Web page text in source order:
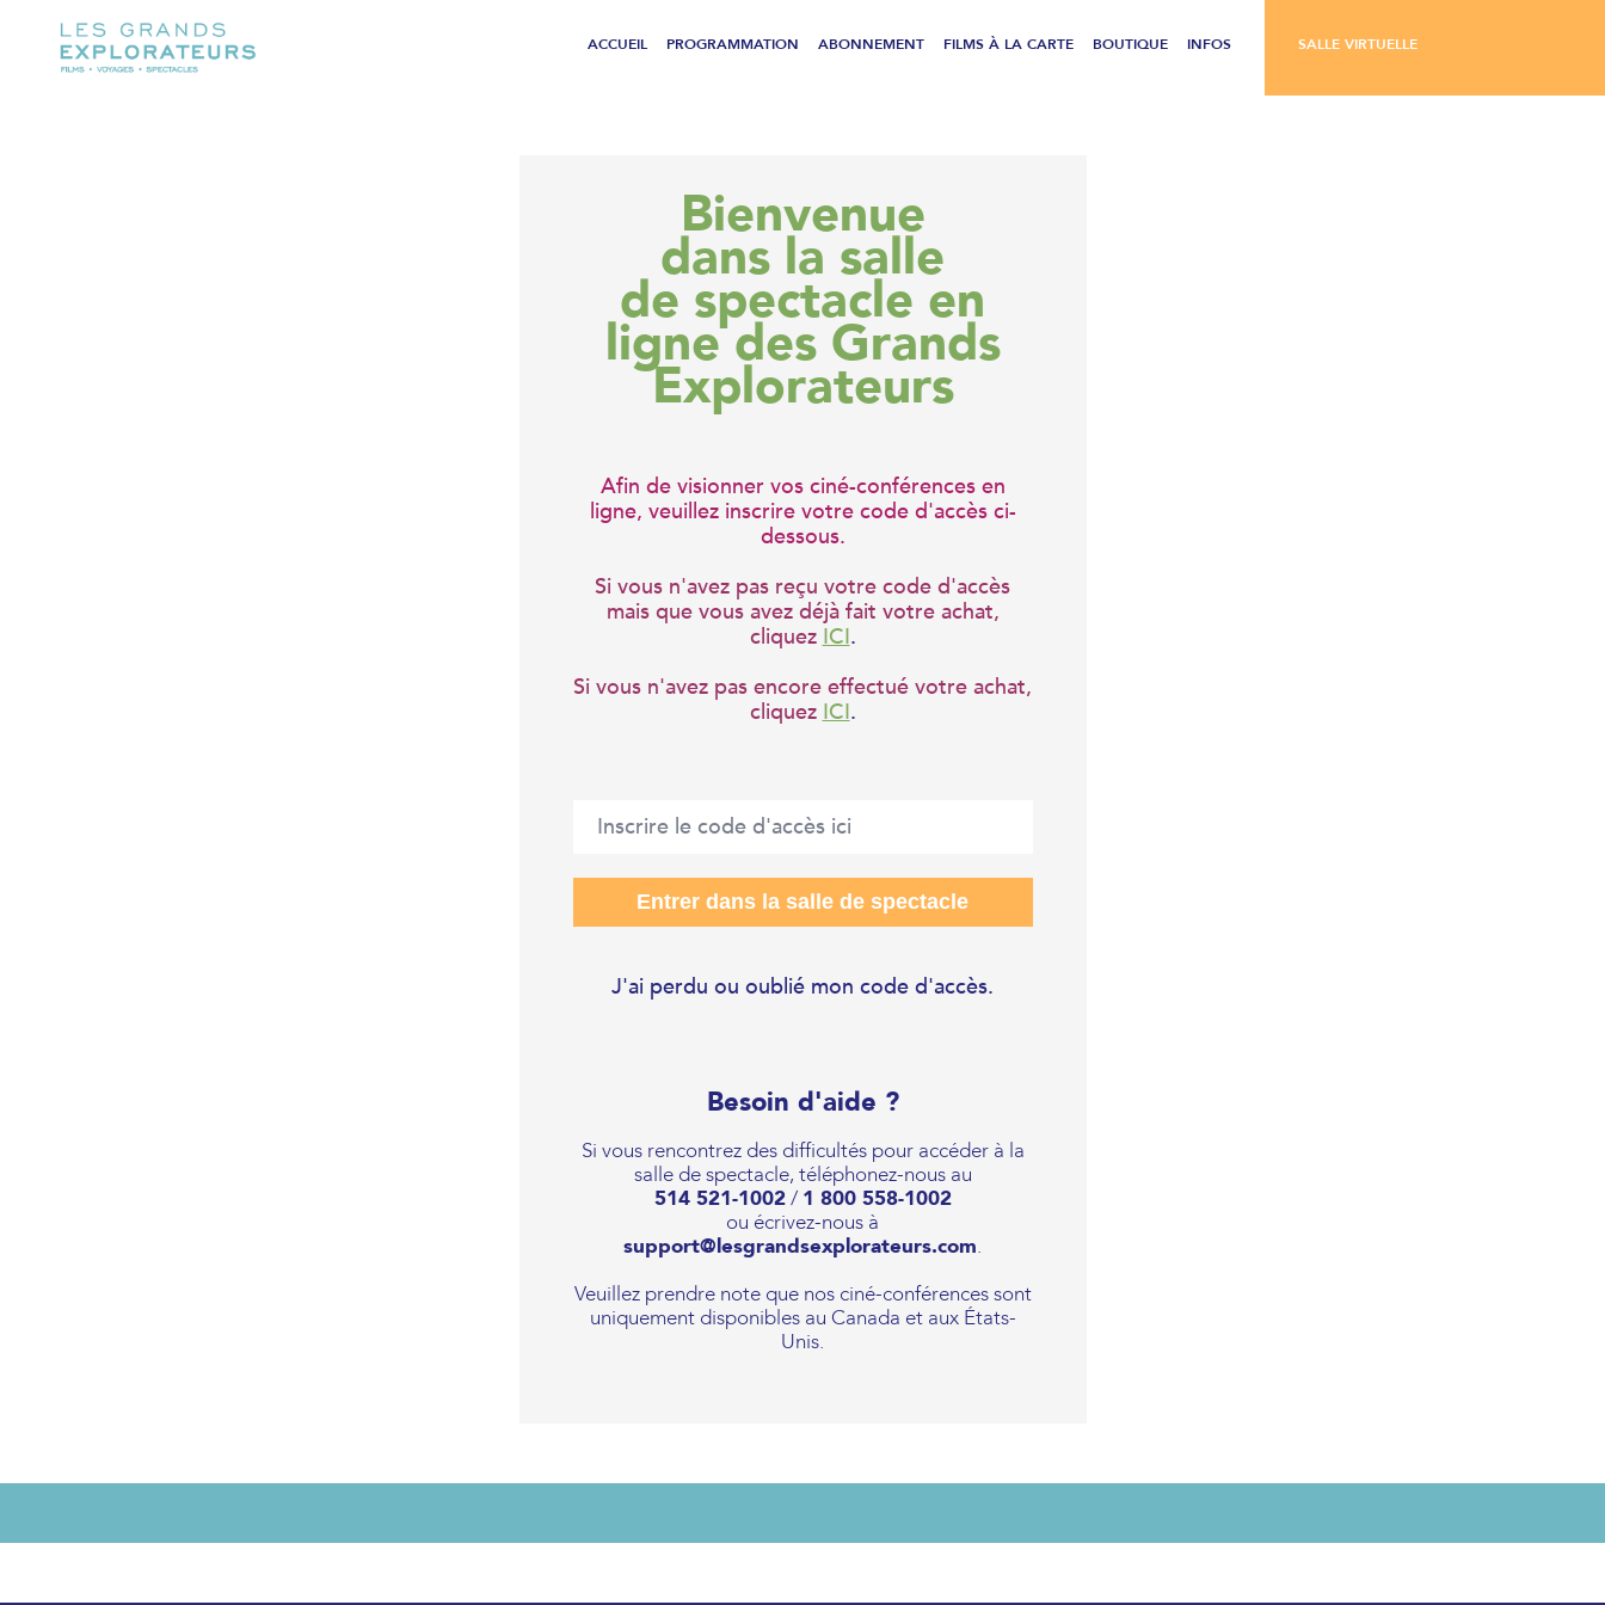
ACCUEIL PROGRAMMATION ABONNEMENT FILMS À LA CARTE BOUTIQUE INFOS SALLE VIRTUELLE
Bienvenue
dans la salle
de spectacle en
ligne des Grands
Explorateurs
Afin de visionner vos ciné-conférences en
ligne, veuillez inscrire votre code d'accès ci-
dessous.
Si vous n'avez pas reçu votre code d'accès
mais que vous avez déjà fait votre achat,
cliquez ICI.
Si vous n'avez pas encore effectué votre achat,
cliquez ICI.
J'ai perdu ou oublié mon code d'accès.
Besoin d'aide ?
Si vous rencontrez des difficultés pour accéder à la
salle de spectacle, téléphonez-nous au
514 521-1002/ 1 800 558-1002
ou écrivez-nous à
support@lesgrandsexplorateurs.com.
Veuillez prendre note que nos ciné-conférences sont
uniquement disponibles au Canada et aux États-
Unis.